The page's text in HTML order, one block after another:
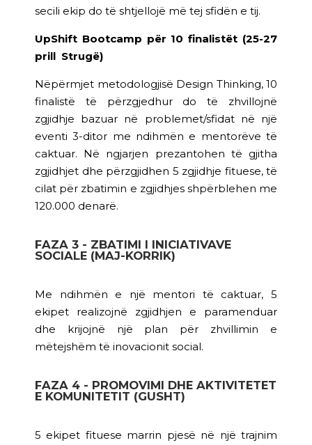
secili ekip do të shtjellojë më tej sfidën e tij.
UpShift Bootcamp për 10 finalistët (25-27
prill Strugë)
Nëpërmjet metodologjisë Design Thinking, 10
finalistë të përzgjedhur do të zhvillojnë
zgjidhje bazuar në problemet/sfidat në një
eventi 3-ditor me ndihmën e mentorëve të
caktuar. Në ngjarjen prezantohen të gjitha
zgjidhjet dhe përzgjidhen 5 zgjidhje fituese, të
cilat për zbatimin e zgjidhjes shpërblehen me
120.000 denarë.
FAZA 3 - ZBATIMI I INICIATIVAVE
SOCIALE (MAJ-KORRIK)
Me ndihmën e një mentori të caktuar, 5
ekipet realizojnë zgjidhjen e paramenduar
dhe krijojnë një plan për zhvillimin e
mëtejshëm të inovacionit social.
FAZA 4 - PROMOVIMI DHE AKTIVITETET
E KOMUNITETIT (GUSHT)
5 ekipet fituese marrin pjesë në një trajnim